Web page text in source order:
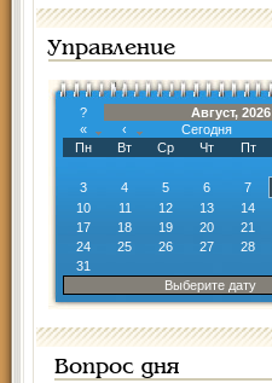
Управление
?
Август, 2026
«
‹ Сегодня
Пн
Вт Ср Чт Пт
3
4 5 6 7
10
11 12 13 14
17
18 19 20 21
24
25 26 27 28
31
Выберите дату
Вопрос дня